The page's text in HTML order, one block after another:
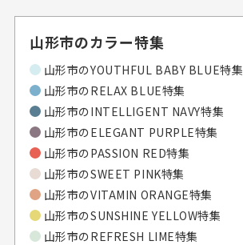
山形市のカラー特集
山形市のYOUTHFUL BABY BLUE特集
山形市のRELAX BLUE特集
山形市のINTELLIGENT NAVY特集
山形市のELEGANT PURPLE特集
山形市のPASSION RED特集
山形市のSWEET PINK特集
山形市のVITAMIN ORANGE特集
山形市のSUNSHINE YELLOW特集
山形市のREFRESH LIME特集